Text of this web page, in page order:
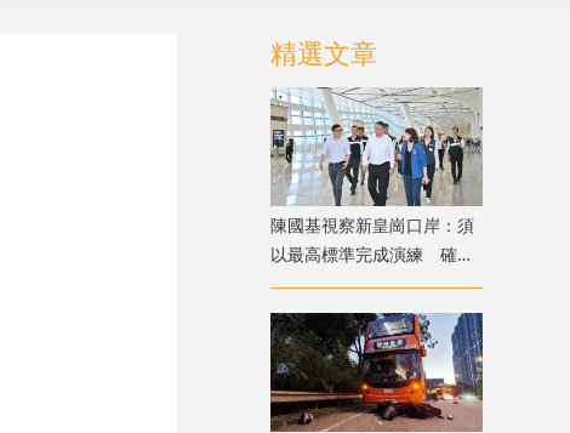
精選文章
陳國基視察新皇崗口岸：須
以最高標準完成演練 確保
通關萬無一失